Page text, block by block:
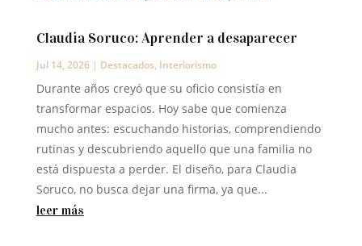
Claudia Soruco: Aprender a desaparecer
Jul 14, 2026| Destacados, Interiorismo
Durante años creyó que su oficio consistía en
transformar espacios. Hoy sabe que comienza
mucho antes: escuchando historias, comprendiendo
rutinas y descubriendo aquello que una familia no
está dispuesta a perder. El diseño, para Claudia
Soruco, no busca dejar una firma, ya que...
leer más